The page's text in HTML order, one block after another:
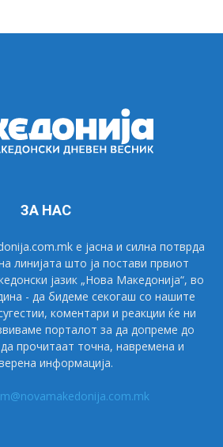
ЗА НАС
е јасна и силна потврда
линијата што ја постави првиот
јазик „Нова Македонија“, во
- да бидеме секогаш со нашите
коментари и реакции ќе ни
порталот за да допреме до
прочитаат точна, навремена и
информација.